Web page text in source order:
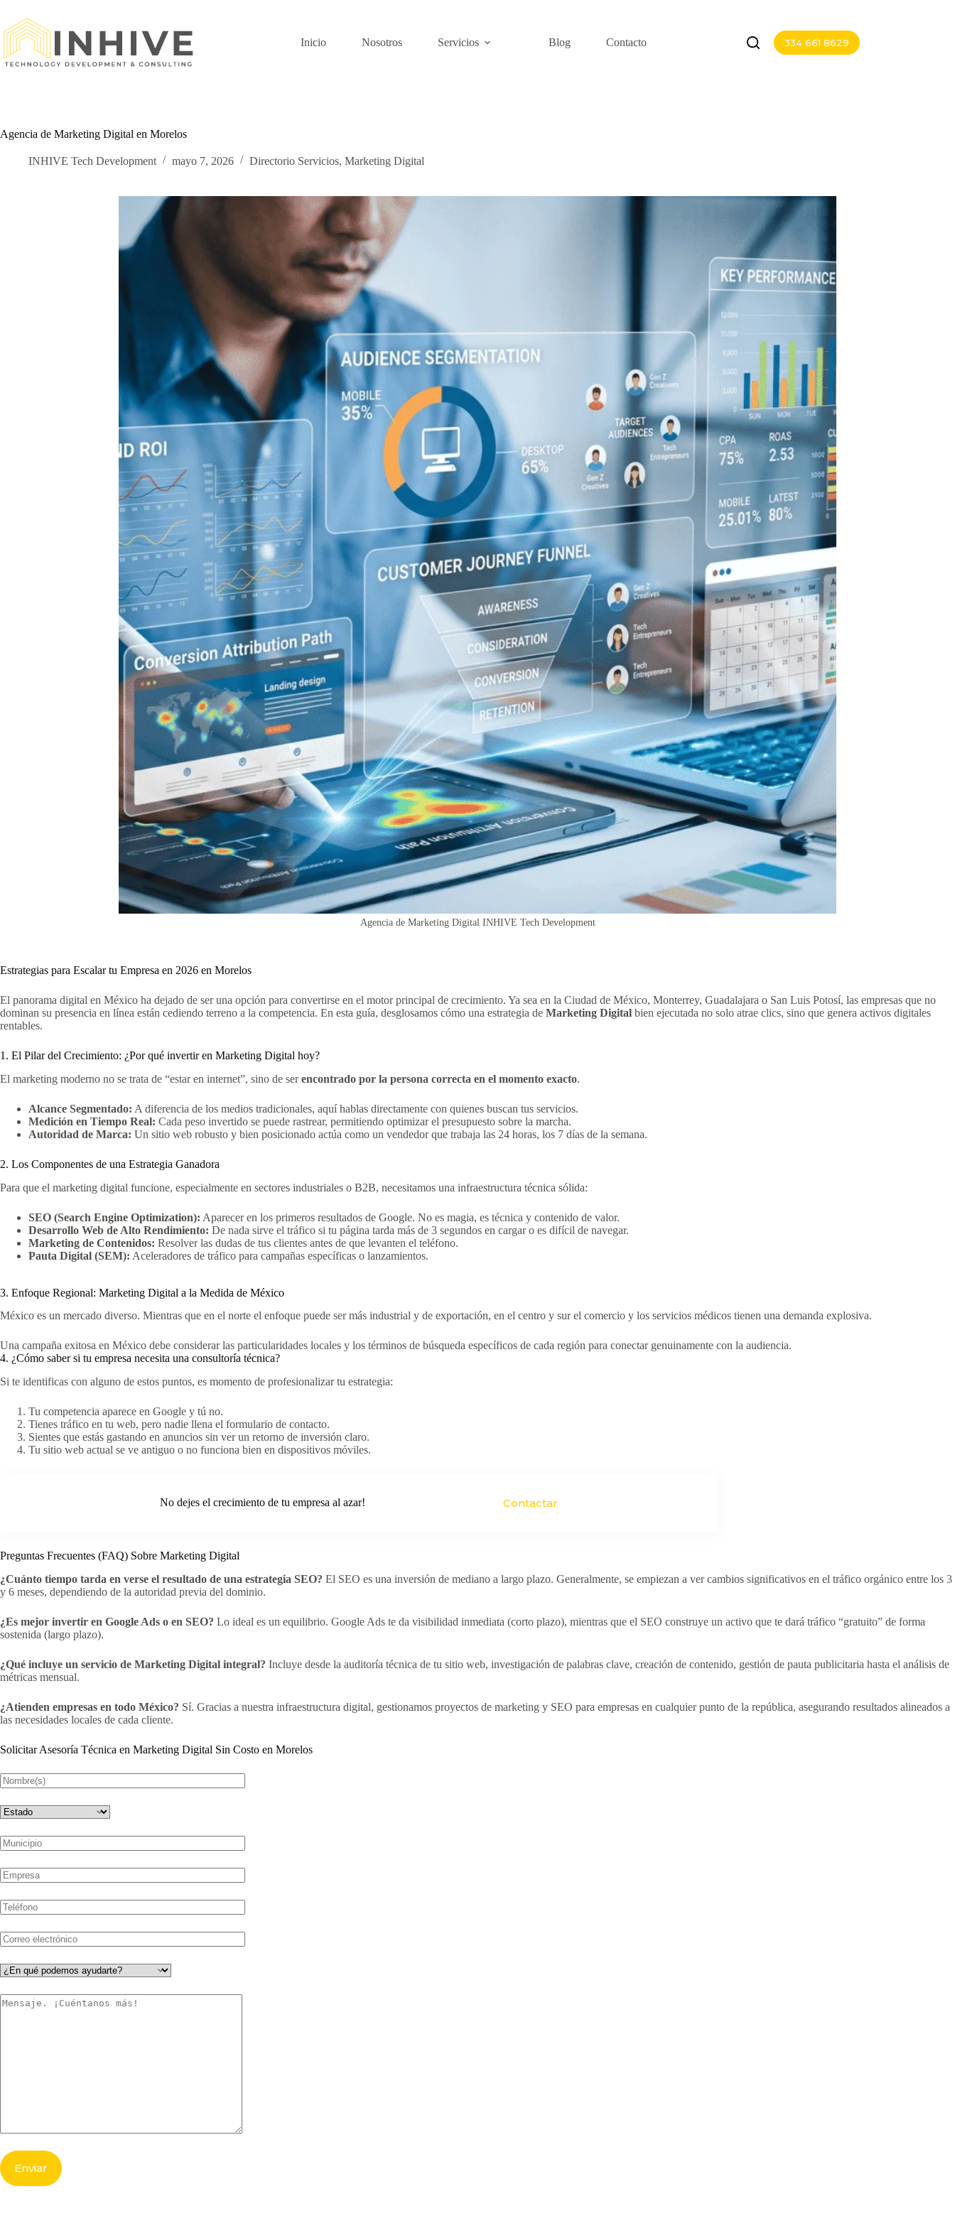
contenido
Inicio
Nosotros Servicios Blog Contacto 334 661 8629
Agencia de Marketing Digital en Morelos
INHIVE Tech Development mayo 7, 2026 Directorio Servicios, Marketing Digital
Agencia de Marketing Digital INHIVE Tech Development
Estrategias para Escalar tu Empresa en 2026 en Morelos
El panorama digital en México ha dejado de ser una opción para convertirse en el motor principal de crecimiento. Ya sea en la Ciudad de México, Monterrey, Guadalajara o San Luis Potosí, las empresas que no
dominan su presencia en línea están cediendo terreno a la competencia. En esta guía, desglosamos cómo una estrategia de Marketing Digital bien ejecutada no solo atrae clics, sino que genera activos digitales
rentables.
1. El Pilar del Crecimiento: ¿Por qué invertir en Marketing Digital hoy?
El marketing moderno no se trata de “estar en internet”, sino de serencontrado por la persona correcta en el momento exacto.
Alcance Segmentado: A diferencia de los medios tradicionales, aquí hablas directamente con quienes buscan tus servicios.
Medición en Tiempo Real: Cada peso invertido se puede rastrear, permitiendo optimizar el presupuesto sobre la marcha.
Autoridad de Marca: Un sitio web robusto y bien posicionado actúa como un vendedor que trabaja las 24 horas, los 7 días de la semana.
2. Los Componentes de una Estrategia Ganadora
Para que el marketing digital funcione, especialmente en sectores industriales o B2B, necesitamos una infraestructura técnica sólida:
SEO (Search Engine Optimization): Aparecer en los primeros resultados de Google. No es magia, es técnica y contenido de valor.
Desarrollo Web de Alto Rendimiento: De nada sirve el tráfico si tu página tarda más de 3 segundos en cargar o es difícil de navegar.
Marketing de Contenidos: Resolver las dudas de tus clientes antes de que levanten el teléfono.
Pauta Digital (SEM): Aceleradores de tráfico para campañas específicas o lanzamientos.
3. Enfoque Regional: Marketing Digital a la Medida de México
México es un mercado diverso. Mientras que en el norte el enfoque puede ser más industrial y de exportación, en el centro y sur el comercio y los servicios médicos tienen una demanda explosiva.
Una campaña exitosa en México debe considerar las particularidades locales y los términos de búsqueda específicos de cada región para conectar genuinamente con la audiencia.
4. ¿Cómo saber si tu empresa necesita una consultoría técnica?
Si te identificas con alguno de estos puntos, es momento de profesionalizar tu estrategia:
Tu competencia aparece en Google y tú no.
Tienes tráfico en tu web, pero nadie llena el formulario de contacto.
Sientes que estás gastando en anuncios sin ver un retorno de inversión claro.
Tu sitio web actual se ve antiguo o no funciona bien en dispositivos móviles.
No dejes el crecimiento de tu empresa al azar! Contactar
Preguntas Frecuentes (FAQ) Sobre Marketing Digital
¿Cuánto tiempo tarda en verse el resultado de una estrategia SEO? El SEO es una inversión de mediano a largo plazo. Generalmente, se empiezan a ver cambios significativos en el tráfico orgánico entre los 3
y 6 meses, dependiendo de la autoridad previa del dominio.
¿Es mejor invertir en Google Ads o en SEO? Lo ideal es un equilibrio. Google Ads te da visibilidad inmediata (corto plazo), mientras que el SEO construye un activo que te dará tráfico “gratuito” de forma
sostenida (largo plazo).
¿Qué incluye un servicio de Marketing Digital integral? Incluye desde la auditoría técnica de tu sitio web, investigación de palabras clave, creación de contenido, gestión de pauta publicitaria hasta el análisis de
métricas mensual.
¿Atienden empresas en todo México? Sí. Gracias a nuestra infraestructura digital, gestionamos proyectos de marketing y SEO para empresas en cualquier punto de la república, asegurando resultados alineados a
las necesidades locales de cada cliente.
Solicitar Asesoría Técnica en Marketing Digital Sin Costo en Morelos